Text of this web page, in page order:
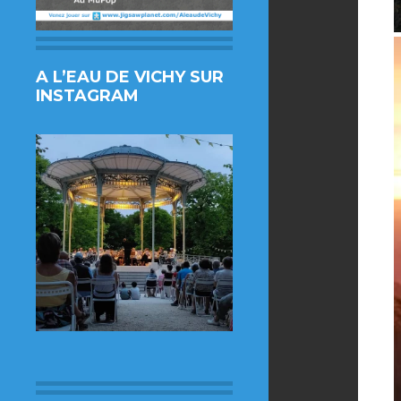
A L’EAU DE VICHY SUR
INSTAGRAM